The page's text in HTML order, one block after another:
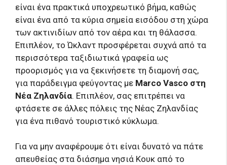
είναι ένα πρακτικά υποχρεωτικό βήμα, καθώς
είναι ένα από τα κύρια σημεία εισόδου στη χώρα
των ακτινιδίων από τον αέρα και τη θάλασσα.
Επιπλέον, το Ώκλαντ προσφέρεται συχνά από τα
περισσότερα ταξιδιωτικά γραφεία ως
προορισμός για να ξεκινήσετε τη διαμονή σας,
για παράδειγμα φεύγοντας με Marco Vasco στη
Νέα Ζηλανδία. Επιπλέον, σας επιτρέπει να
φτάσετε σε άλλες πόλεις της Νέας Ζηλανδίας
για ένα πιθανό τουριστικό κύκλωμα.
Για να μην αναφέρουμε ότι είναι δυνατό να πάτε
απευθείας στα διάσημα νησιά Κουκ από το